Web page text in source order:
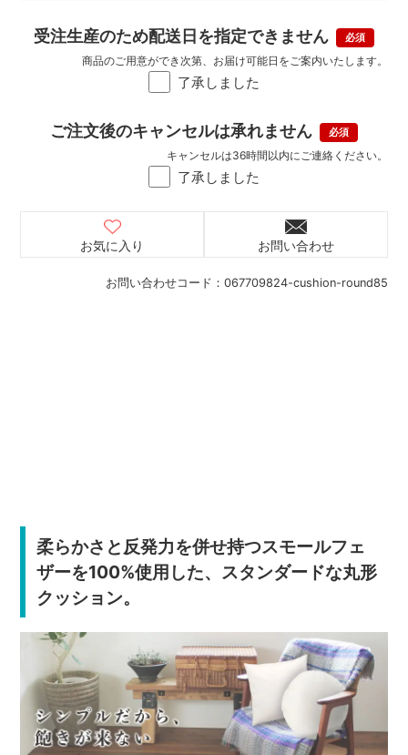
お問い合わせコード： 067709824-cushion-round85
受注生産のため配送日を指定できません
了承しました
商品のご用意ができ次第、お届け可能日をご案内いたします。
ご注文後のキャンセルは承れません
了承しました
キャンセルは36時間以内にご連絡ください。
お気に入り お問い合わせ
柔らかさと反発力を併せ持つスモールフェ
ザーを100%使用した、スタンダードな丸形
クッション。